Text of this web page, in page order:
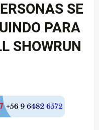
SE
PARA
SHOWRUN